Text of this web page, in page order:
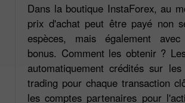
Dans la boutique InstaForex, au
prix d'achat peut être payé non
espèces, mais également
bonus. Comment les obtenir ?
automatiquement crédités sur
trading pour chaque transaction
les comptes partenaires pour